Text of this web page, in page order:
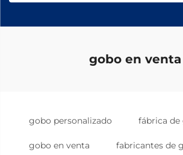
gobo en venta
gobo personalizado fábrica de
gobo en venta fabricantes de